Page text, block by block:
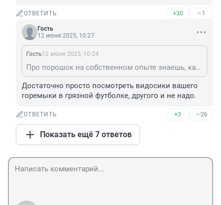
ОТВЕТИТЬ +30 –1
Гость
12 июня 2025, 10:27
Гость12 июня 2025, 10:24
Про порошок на собственном опыте знаешь, как пригожинский, а про вискарь нафантазировал по результатам твоего общения с боярышником?
Достаточно просто посмотреть видосики вашего
горемыки в грязной футболке, другого и не надо.
ОТВЕТИТЬ +3 –26
Показать ещё 7 ответов